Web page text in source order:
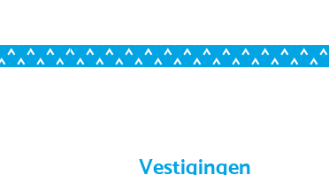
Vestigingen